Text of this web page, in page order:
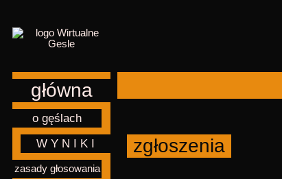
główna
o gęślach
W Y N I K I
zasady głosowania
zgłoszenia